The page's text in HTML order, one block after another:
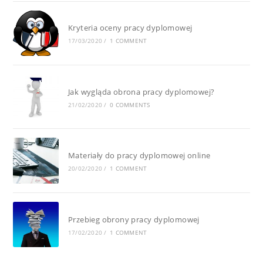
Kryteria oceny pracy dyplomowej
17/03/2020 / 1 COMMENT
Jak wygląda obrona pracy dyplomowej?
21/02/2020 / 0 COMMENTS
Materiały do pracy dyplomowej online
20/02/2020 / 1 COMMENT
Przebieg obrony pracy dyplomowej
17/02/2020 / 1 COMMENT